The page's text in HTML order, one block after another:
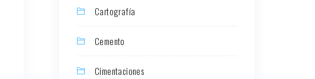
Cartografía
Cemento
Cimentaciones